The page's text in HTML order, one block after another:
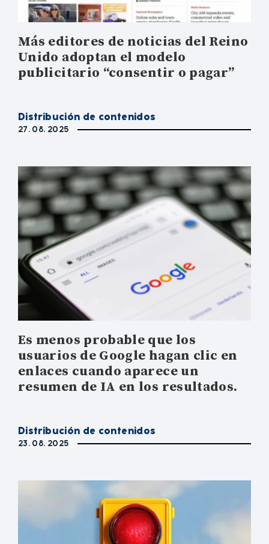
Más editores de noticias del Reino
Unido adoptan el modelo
publicitario “consentir o pagar”
Distribución de contenidos
27. 08. 2025
Es menos probable que los
usuarios de Google hagan clic en
enlaces cuando aparece un
resumen de IA en los resultados.
Distribución de contenidos
23. 08. 2025